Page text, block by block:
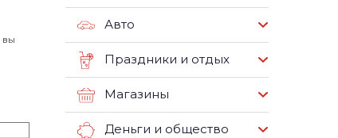
вы
Авто
Праздники и отдых
Магазины
Деньги и общество